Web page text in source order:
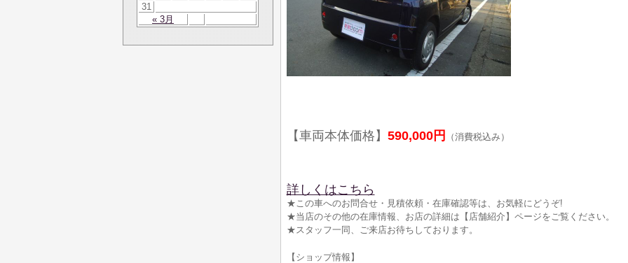
« 3月
31
【車両本体価格】 590,000円 （消費税込み）
詳しくはこちら
★この車へのお問合せ・見積依頼・在庫確認等は、お気軽にどうぞ!
★当店のその他の在庫情報、お店の詳細は【店舗紹介】ページをご覧ください。
★スタッフ一同、ご来店お待ちしております。
【ショップ情報】